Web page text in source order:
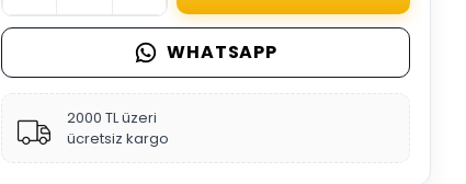
WHATSAPP
2000 TL üzeri
ücretsiz kargo